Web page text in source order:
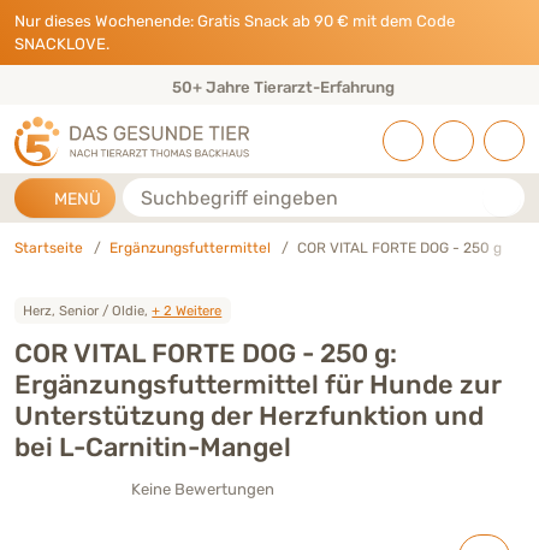
Direkt zu:
INHALT
HAUPTMENÜ
FOOTER
Nur dieses Wochenende: Gratis Snack ab 90 € mit dem Code
SNACKLOVE.
50+ Jahre Tierarzt-Erfahrung
MENÜ Suche
Startseite Ergänzungsfuttermittel COR VITAL FORTE DOG - 250 g
Herz, Senior / Oldie,+ 2 Weitere
COR VITAL FORTE DOG - 250 g:
Ergänzungsfuttermittel für Hunde zur
Unterstützung der Herzfunktion und
bei L-Carnitin-Mangel
Keine Bewertungen